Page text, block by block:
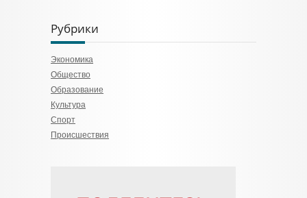
Рубрики
Экономика
Общество
Образование
Культура
Спорт
Происшествия